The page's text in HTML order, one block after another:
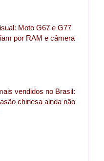
Moto G67 e G77
por RAM e câmera
vendidos no Brasil:
chinesa ainda não